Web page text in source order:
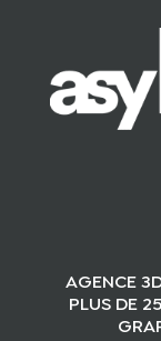
AGENCE
PLUS DE